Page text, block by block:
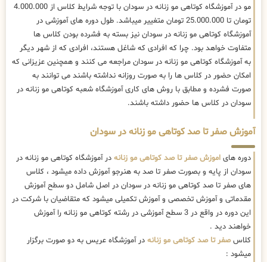
مو در آموزشگاه کوتاهی مو زنانه در سودان با توجه شرایط کلاس از 4.000.000
تومان تا 25.000.000 تومان متغییر میباشد. طول دوره های آموزشی در
آموزشگاه کوتاهی مو زنانه در سودان نیز بسته به فشرده بودن کلاس ها
متفاوت خواهد بود. چرا که افرادی که شاغل هستند، افرادی که از شهر دیگر
به آموزشگاه کوتاهی مو زنانه در سودان مراجعه می کنند و همچنین عزیزانی که
امکان حضور در کلاس ها را به صورت روزانه نداشته باشند می توانند به
صورت فشرده و مطابق با روش های کاری آموزشگاه شعبه کوتاهی مو زنانه در
سودان در کلاس ها حضور داشته باشند.
آموزش صفر تا صد کوتاهی مو زنانه در سودان
دوره های اموزش صفر تا صد کوتاهی مو زنانه در آموزشگاه کوتاهی مو زنانه در
سودان از پایه و بصورت صفر تا صد به هنرجو آموزش داده میشود ، کلاس
های صفر تا صد کوتاهی مو زنانه در سودان در اصل شامل دو سطح آموزش
مقدماتی و آموزش تخصصی و آموزش تکمیلی میشود که متقاضیان با شرکت در
این دوره در واقع در 3 سطح آموزشی در رشته کوتاهی مو زنانه را آموزش
خواهند دید .
کلاسصفر تا صد کوتاهی مو زنانه در آموزشگاه عریس به دو صورت برگزار
میشود :